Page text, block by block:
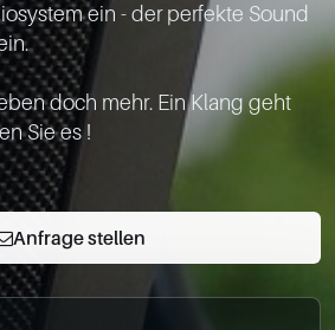
ein - der perfekte Sound
doch mehr. Ein Klang geht
Sie es !
Anfrage stellen